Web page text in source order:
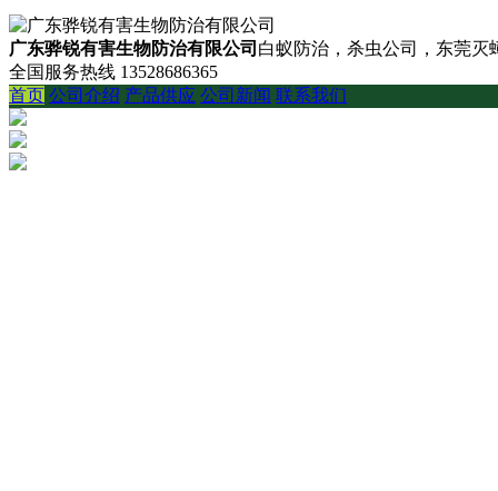
广东骅锐有害生物防治有限公司 白蚁防治，杀虫公司，东莞灭
全国服务热线 13528686365
首页 公司介绍 产品供应 公司新闻 联系我们